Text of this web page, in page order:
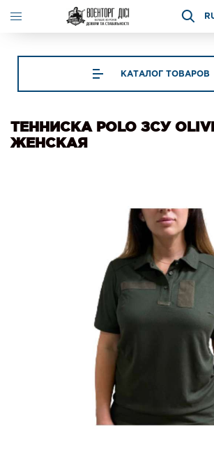
КАТАЛОГ ТОВАРОВ
ТЕННИСКА POLO ЗСУ
ЖЕНСКАЯ